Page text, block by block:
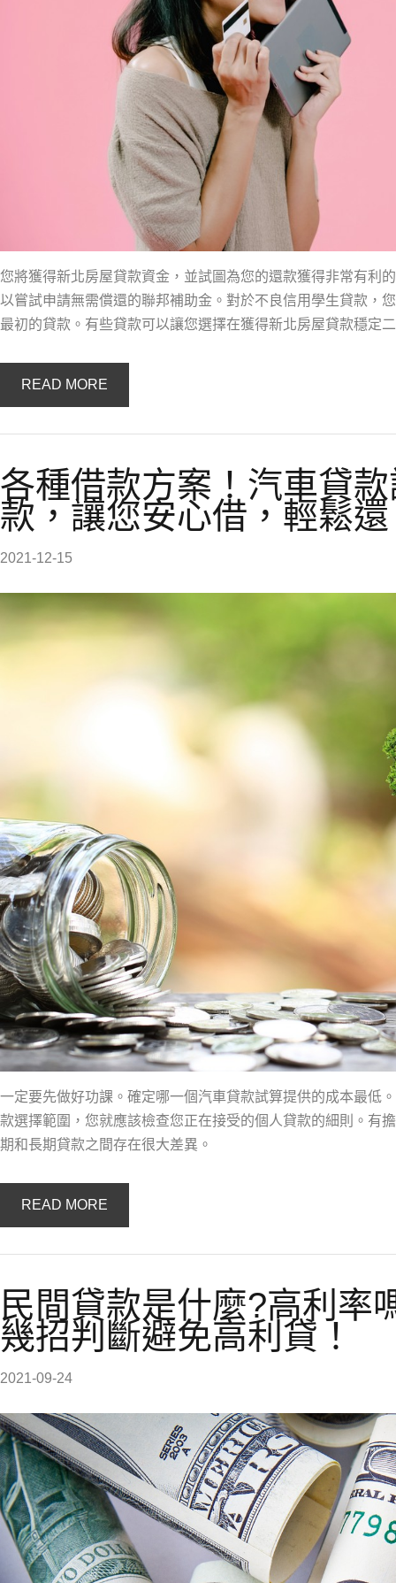
您將獲得新北房屋貸款資金，並試圖為您的還款獲得非常有利
以嘗試申請無需償還的聯邦補助金。對於不良信用學生貸款，
最初的貸款。有些貸款可以讓您選擇在獲得新北房屋貸款穩定
READ MORE
各種借款方案！汽車貸
款，讓您安心借，輕鬆
2021-12-15
一定要先做好功課。確定哪一個汽車貸款試算提供的成本最低
款選擇範圍，您就應該檢查您正在接受的個人貸款的細則。有
期和長期貸款之間存在很大差異。
READ MORE
民間貸款是什麼?高利率
幾招判斷避免高利貸！
2021-09-24